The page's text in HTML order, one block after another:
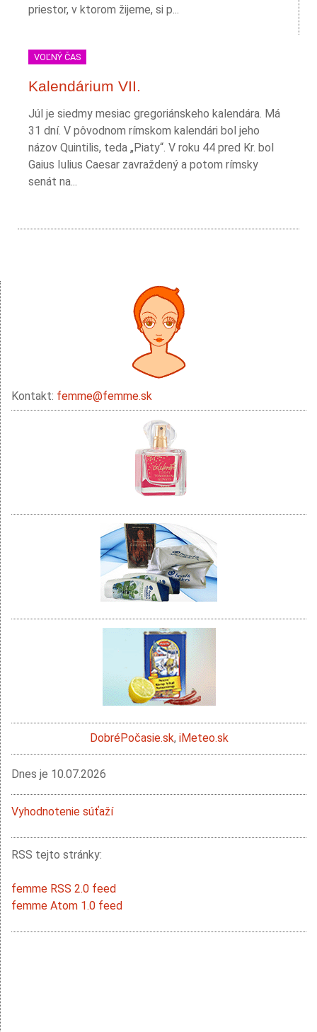
priestor, v ktorom žijeme, si p...
VOĽNÝ ČAS
Kalendárium VII.
Júl je siedmy mesiac gregoriánskeho kalendára. Má
31 dní. V pôvodnom rímskom kalendári bol jeho
názov Quintilis, teda „Piaty“. V roku 44 pred Kr. bol
Gaius Iulius Caesar zavraždený a potom rímsky
senát na...
Kontakt: femme@femme.sk
DobréPočasie.sk, iMeteo.sk
Dnes je 10.07.2026
Vyhodnotenie súťaží
RSS tejto stránky:
femme RSS 2.0 feed
femme Atom 1.0 feed